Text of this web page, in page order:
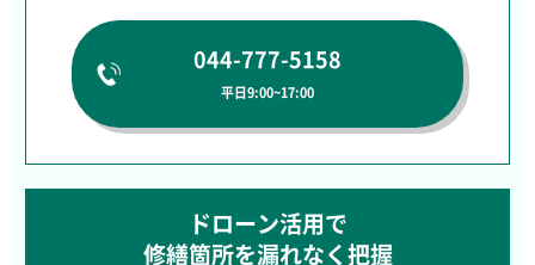
044-777-5158
平日9:00~17:00
ドローン活用で
修繕箇所を漏れなく把握